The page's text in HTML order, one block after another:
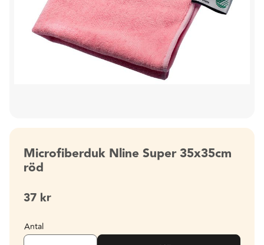
Microfiberduk Nline Super 35x35cm
röd
37 kr
Antal